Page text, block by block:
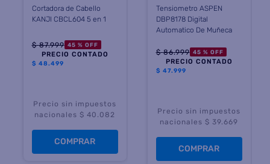
Cortadora de Cabello
KANJI CBCL604 5 en 1
$ 87.999 45 % OFF
PRECIO CONTADO
$ 48.499
Precio sin impuestos
nacionales $ 40.082
COMPRAR
Tensiometro ASPEN
DBP8178 Digital
Automatico De Muñeca
$ 86.999 45 % OFF
PRECIO CONTADO
$ 47.999
Precio sin impuestos
nacionales $ 39.669
COMPRAR